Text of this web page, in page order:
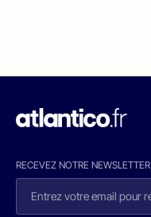
RECEVEZ NOTRE NEWSLETTER